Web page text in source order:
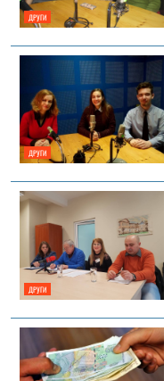
ДРУГИ
ДРУГИ
ДРУГИ